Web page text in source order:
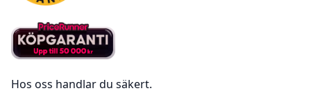
Hos oss handlar du säkert.